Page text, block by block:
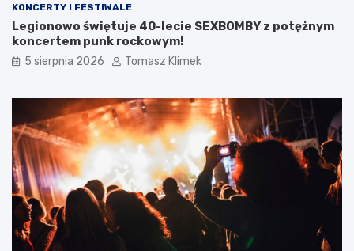
KONCERTY I FESTIWALE
Legionowo świętuje 40-lecie SEXBOMBY z potężnym
koncertem punk rockowym!
5 sierpnia 2026 Tomasz Klimek